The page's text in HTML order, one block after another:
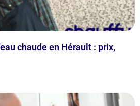
chaude en Hérault : prix,